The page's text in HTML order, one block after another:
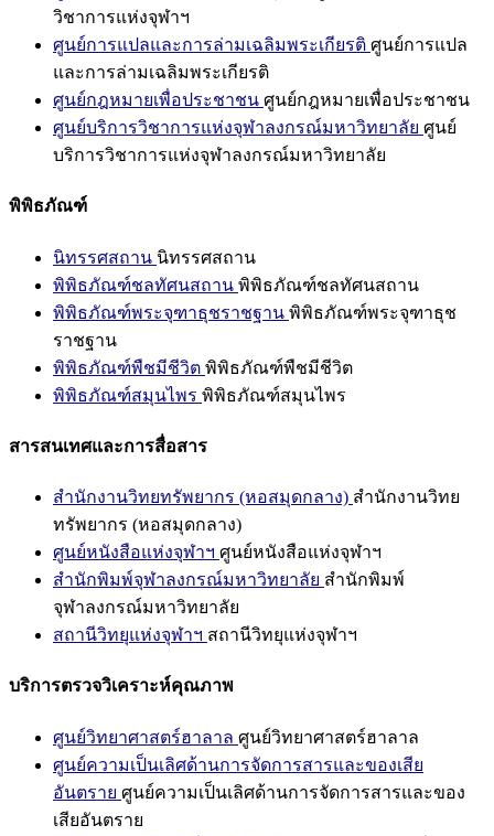
วิชาการแห่งจุฬาฯ
ศูนย์การแปลและการล่ามเฉลิมพระเกียรติ ศูนย์การแปล
และการล่ามเฉลิมพระเกียรติ
ศูนย์กฎหมายเพื่อประชาชน ศูนย์กฎหมายเพื่อประชาชน
ศูนย์บริการวิชาการแห่งจุฬาลงกรณ์มหาวิทยาลัย ศูนย์
บริการวิชาการแห่งจุฬาลงกรณ์มหาวิทยาลัย
พิพิธภัณฑ์
นิทรรศสถาน นิทรรศสถาน
พิพิธภัณฑ์ชลทัศนสถาน พิพิธภัณฑ์ชลทัศนสถาน
พิพิธภัณฑ์พระจุฑาธุชราชฐาน พิพิธภัณฑ์พระจุฑาธุช
ราชฐาน
พิพิธภัณฑ์พืชมีชีวิต พิพิธภัณฑ์พืชมีชีวิต
พิพิธภัณฑ์สมุนไพร พิพิธภัณฑ์สมุนไพร
สารสนเทศและการสื่อสาร
สำนักงานวิทยทรัพยากร (หอสมุดกลาง) สำนักงานวิทย
ทรัพยากร (หอสมุดกลาง)
ศูนย์หนังสือแห่งจุฬาฯ ศูนย์หนังสือแห่งจุฬาฯ
สำนักพิมพ์จุฬาลงกรณ์มหาวิทยาลัย สำนักพิมพ์
จุฬาลงกรณ์มหาวิทยาลัย
สถานีวิทยุแห่งจุฬาฯ สถานีวิทยุแห่งจุฬาฯ
บริการตรวจวิเคราะห์คุณภาพ
ศูนย์วิทยาศาสตร์ฮาลาล ศูนย์วิทยาศาสตร์ฮาลาล
ศูนย์ความเป็นเลิศด้านการจัดการสารและของเสีย
อันตราย ศูนย์ความเป็นเลิศด้านการจัดการสารและของ
เสียอันตราย